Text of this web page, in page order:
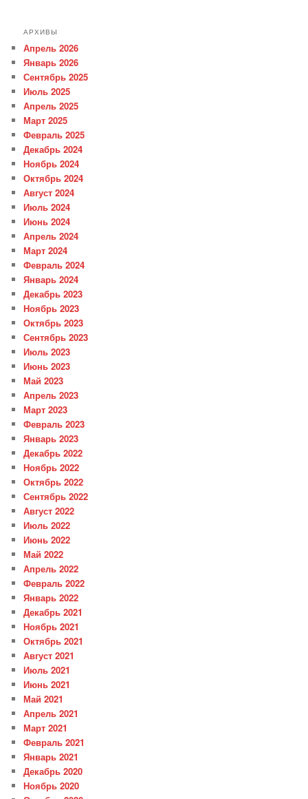
АРХИВЫ
Апрель 2026
Январь 2026
Сентябрь 2025
Июль 2025
Апрель 2025
Март 2025
Февраль 2025
Декабрь 2024
Ноябрь 2024
Октябрь 2024
Август 2024
Июль 2024
Июнь 2024
Апрель 2024
Март 2024
Февраль 2024
Январь 2024
Декабрь 2023
Ноябрь 2023
Октябрь 2023
Сентябрь 2023
Июль 2023
Июнь 2023
Май 2023
Апрель 2023
Март 2023
Февраль 2023
Январь 2023
Декабрь 2022
Ноябрь 2022
Октябрь 2022
Сентябрь 2022
Август 2022
Июль 2022
Июнь 2022
Май 2022
Апрель 2022
Февраль 2022
Январь 2022
Декабрь 2021
Ноябрь 2021
Октябрь 2021
Август 2021
Июль 2021
Июнь 2021
Май 2021
Апрель 2021
Март 2021
Февраль 2021
Январь 2021
Декабрь 2020
Ноябрь 2020